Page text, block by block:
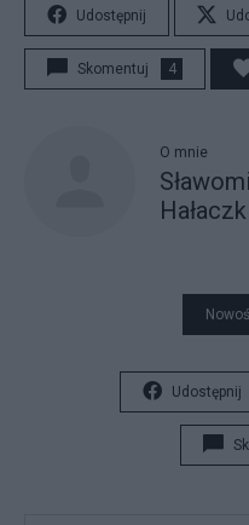
Udostępnij
Skomentuj 4
O mnie
Udostępnij